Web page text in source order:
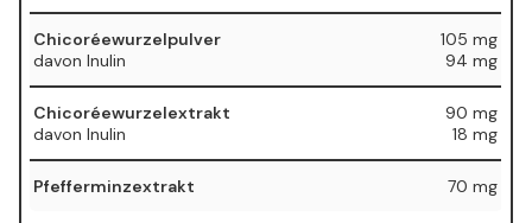
Chicoréewurzelpulver
davon Inulin
105 mg
94 mg
Chicoréewurzelextrakt
davon Inulin
90 mg
18 mg
Pfefferminzextrakt 70 mg